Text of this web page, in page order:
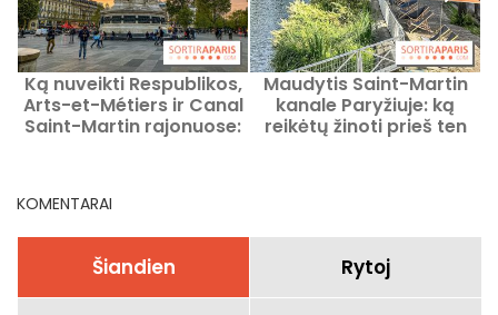
Ką nuveikti Respublikos,
Arts-et-Métiers ir Canal
Saint-Martin rajonuose:
Maudytis Saint-Martin
kanale Paryžiuje: ką
reikėtų žinoti prieš ten
KOMENTARAI
Šiandien Rytoj